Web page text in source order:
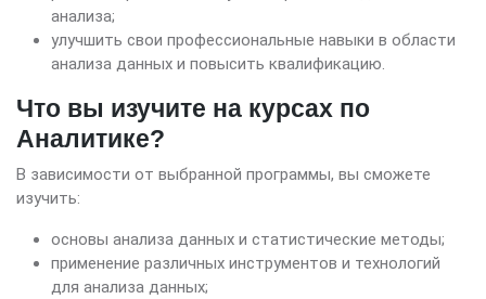
анализа;
улучшить свои профессиональные навыки в области
анализа данных и повысить квалификацию.
Что вы изучите на курсах по
Аналитике?
В зависимости от выбранной программы, вы сможете
изучить:
основы анализа данных и статистические методы;
применение различных инструментов и технологий
для анализа данных;